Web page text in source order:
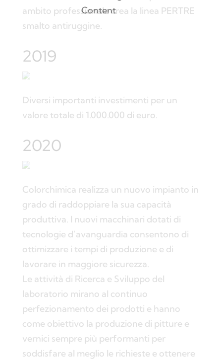
ambito professionale crea la linea PERTRE
smalto antiruggine.
2019
Diversi importanti investimenti per un
valore totale di 1.000.000 di euro.
2020
Colorchimica realizza un nuovo impianto in
grado di raddoppiare la sua capacità
produttiva. I nuovi macchinari dotati di
tecnologie d’avanguardia consentono di
ottimizzare i tempi di produzione e di
lavorare in maggiore sicurezza.
Le attività di Ricerca e Sviluppo del
laboratorio mirano al continuo
perfezionamento dei prodotti e hanno
come obiettivo la produzione di pitture e
vernici sempre più performanti per
soddisfare al meglio le richieste e ottenere